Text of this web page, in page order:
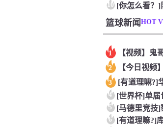
10
篮球新闻 HOT
1
2
3
4
5
6